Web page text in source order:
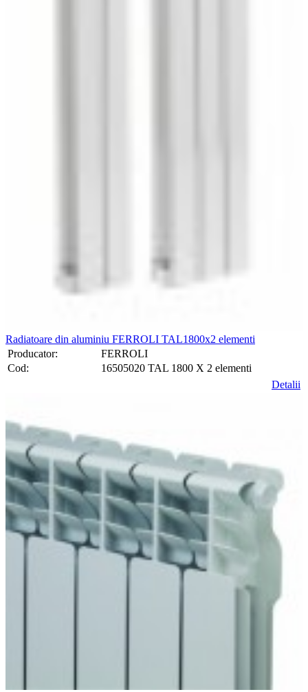
Radiatoare din aluminiu FERROLI TAL1800x2 elementi
Producator:
FERROLI
Cod:
16505020 TAL 1800 X 2 elementi
Detalii